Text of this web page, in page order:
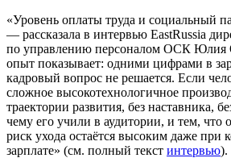
«Уровень оплаты труда и социальный
— рассказала в интервью EastRussia
по управлению персоналом ОСК
опыт показывает: одними цифрами в
кадровый вопрос не решается. Если
сложное высокотехнологичное
траектории развития, без наставника,
чему его учили в аудитории, и тем, что
риск ухода остаётся высоким даже при
зарплате» (см. полный текст интервью).